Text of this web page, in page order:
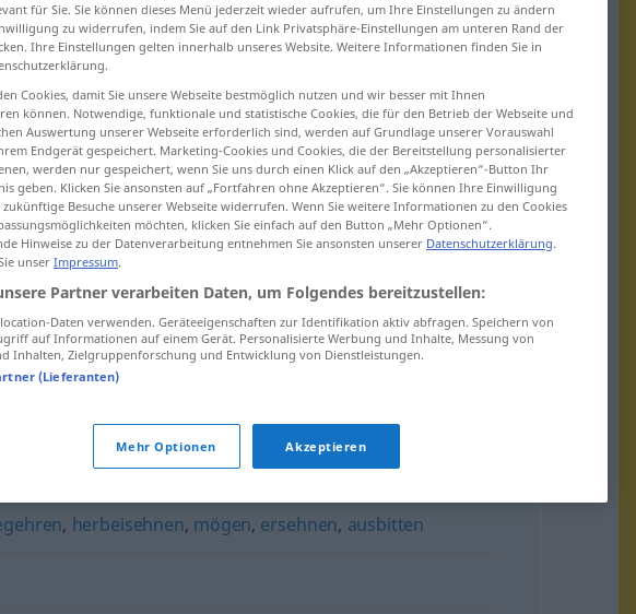
fordern erfordern
požádat et von jemandem fordern verlangen
, herbeisehnen, mögen, ersehnen, ausbitten
für Sie. Sie können dieses Menü jederzeit wieder aufrufen, um Ihre Einstellungen zu ändern
zu widerrufen, indem Sie auf den Link Privatsphäre-Einstellungen am unteren Rand der
Ihre Einstellungen gelten innerhalb unseres Website. Weitere Informationen finden Sie in
Cookies, damit Sie unsere Webseite bestmöglich nutzen und wir besser mit Ihnen
können. Notwendige, funktionale und statistische Cookies, die für den Betrieb der Webseite und
Auswertung unserer Webseite erforderlich sind, werden auf Grundlage unserer Vorauswahl
Endgerät gespeichert. Marketing-Cookies und Cookies, die der Bereitstellung personalisierter
werden nur gespeichert, wenn Sie uns durch einen Klick auf den „Akzeptieren“-Button Ihr
geben. Klicken Sie ansonsten auf „Fortfahren ohne Akzeptieren“. Sie können Ihre Einwilligung
Besuche unserer Webseite widerrufen. Wenn Sie weitere Informationen zu den Cookies
möchten, klicken Sie einfach auf den Button „Mehr Optionen“.
Hinweise zu der Datenverarbeitung entnehmen Sie ansonsten unserer Datenschutzerklärung.
unser Impressum.
Partner verarbeiten Daten, um Folgendes bereitzustellen:
Daten verwenden. Geräteeigenschaften zur Identifikation aktiv abfragen. Speichern von
auf Informationen auf einem Gerät. Personalisierte Werbung und Inhalte, Messung von
Inhalten, Zielgruppenforschung und Entwicklung von Dienstleistungen.
(Lieferanten)
Mehr Optionen Akzeptieren